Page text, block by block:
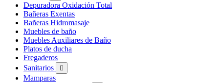
Depuradora Oxidación Total
Bañeras Exentas
Bañeras Hidromasaje
Muebles de baño
Muebles Auxiliares de Baño
Platos de ducha
Fregaderos
Sanitarios

Mamparas